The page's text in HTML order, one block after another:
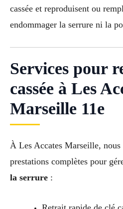
cassée et reproduisent ou
endommager la serrure ni la
Services pour
cassée à Les
Marseille 11e
À Les Accates Marseille, nous
prestations complètes pour
la serrure :